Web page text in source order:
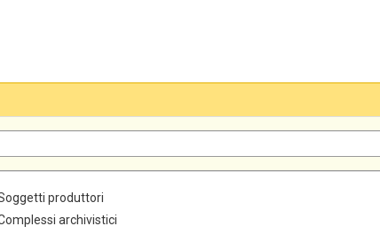
produttori
archivistici